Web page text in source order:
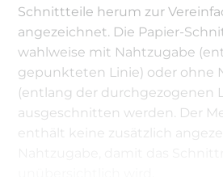
Schnittteile herum zur
angezeichnet. Die Papier-
wahlweise mit Nahtzugabe
gepunkteten Linie) oder ohne
(entlang der durchgezogenen
ausgeschnitten werden. Der
enthält keine zusätzlich